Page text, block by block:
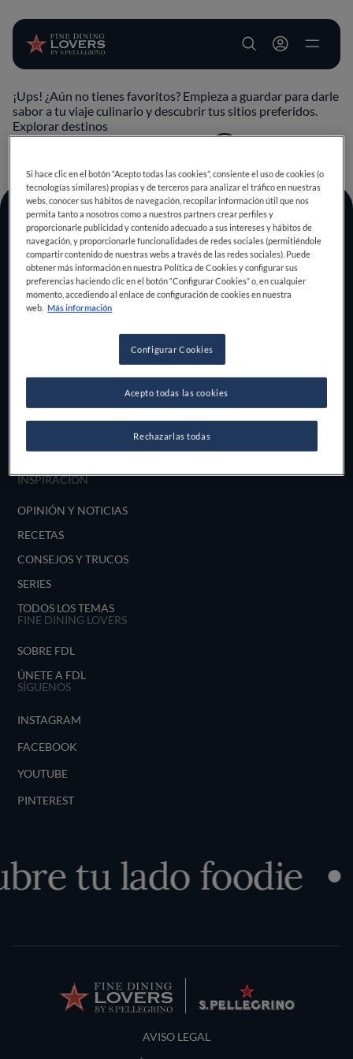
Pasar al contenido principal
User account
¡Ups! ¿Aún no tienes favoritos? Empieza a guardar para darle
sabor a tu viaje culinario y descubrir tus sitios preferidos.
Explorar destinos
Descubre tu lado
foodie
EXPERTOS
INSPIRACIÓN
OPINIÓN Y NOTICIAS
RECETAS
CONSEJOS Y TRUCOS
SERIES
TODOS LOS TEMAS
FINE DINING LOVERS
SOBRE FDL
ÚNETE A FDL
SÍGUENOS
INSTAGRAM
FACEBOOK
YOUTUBE
PINTEREST
tu lado foodie
Terms and Conditions
AVISO LEGAL
Si hace clic en el botón “Acepto todas las cookies”, consiente el uso de cookies (o
tecnologías similares) propias y de terceros para analizar el tráfico en nuestras
webs, conocer sus hábitos de navegación, recopilar información útil que nos
permita tanto a nosotros como a nuestros partners crear perfiles y
proporcionarle publicidad y contenido adecuado a sus intereses y hábitos de
navegación, y proporcionarle funcionalidades de redes sociales (permitiéndole
compartir contenido de nuestras webs a través de las redes sociales). Puede
obtener más información en nuestra Política de Cookies y configurar sus
preferencias haciendo clic en el botón “Configurar Cookies” o, en cualquier
momento, accediendo al enlace de configuración de cookies en nuestra
web. Más información
Configurar Cookies
Rechazarlas todas
Acepto todas las cookies